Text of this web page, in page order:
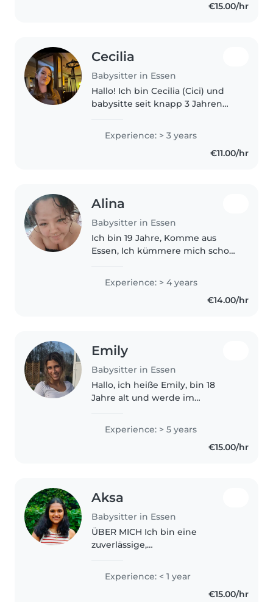
younger kids. My background in
€15.00/hr
Cecilia
Babysitter in Essen
Hallo! Ich bin Cecilia (Cici) und
babysitte seit knapp 3 Jahren
habe ein Jahr lang eine erste
Klasse in der 8-1 Betreuung an
einer Grundschule betreut..
Experience: > 3 years
€11.00/hr
Alina
Babysitter in Essen
Ich bin 19 Jahre, Komme aus
Essen, Ich kümmere mich schon
es auch Immer noch, wenn sie
Fragen haben können sie mir
Experience: > 4 years
€14.00/hr
Emily
Babysitter in Essen
Hallo, ich heiße Emily, bin 18
Jahre alt und werde im
mache ich eine Ausbildung im
Bereich Sportmedizin. Ich bin
Experience: > 5 years
€15.00/hr
Aksa
Babysitter in Essen
ÜBER MICH Ich bin eine
zuverlässige,
arbeite ich als Au-pair in Kerken,
Deutschland. Ich betreue Kinder,
Experience: < 1 year
€15.00/hr